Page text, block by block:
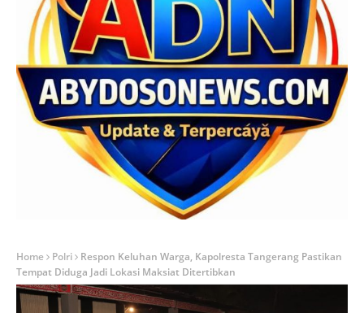
Home Polri
Respon Keluhan Warga, Kapolresta Tangerang Pastikan
Tempat Diduga Jadi Lokasi Maksiat Ditertibkan